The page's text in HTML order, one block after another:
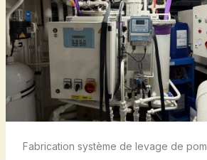
Fabrication système de levage de